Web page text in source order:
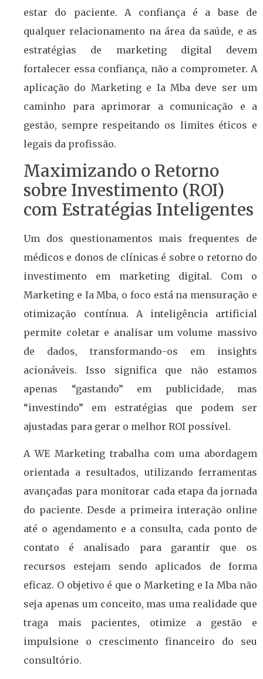
estar do paciente. A confiança é a base de
qualquer relacionamento na área da saúde, e as
estratégias de marketing digital devem
fortalecer essa confiança, não a comprometer. A
aplicação do Marketing e Ia Mba deve ser um
caminho para aprimorar a comunicação e a
gestão, sempre respeitando os limites éticos e
legais da profissão.
Maximizando o Retorno
sobre Investimento (ROI)
com Estratégias Inteligentes
Um dos questionamentos mais frequentes de
médicos e donos de clínicas é sobre o retorno do
investimento em marketing digital. Com o
Marketing e Ia Mba, o foco está na mensuração e
otimização contínua. A inteligência artificial
permite coletar e analisar um volume massivo
de dados, transformando-os em insights
acionáveis. Isso significa que não estamos
apenas “gastando” em publicidade, mas
“investindo” em estratégias que podem ser
ajustadas para gerar o melhor ROI possível.
A WE Marketing trabalha com uma abordagem
orientada a resultados, utilizando ferramentas
avançadas para monitorar cada etapa da jornada
do paciente. Desde a primeira interação online
até o agendamento e a consulta, cada ponto de
contato é analisado para garantir que os
recursos estejam sendo aplicados de forma
eficaz. O objetivo é que o Marketing e Ia Mba não
seja apenas um conceito, mas uma realidade que
traga mais pacientes, otimize a gestão e
impulsione o crescimento financeiro do seu
consultório.